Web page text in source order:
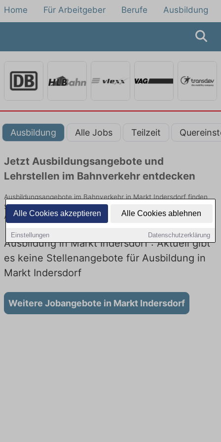
Alle Cookies akzeptieren Alle Cookies ablehnen
Einstellungen Datenschutzerklärung
Home Für Arbeitgeber Berufe Ausbildung
Ausbildung Alle Jobs Teilzeit
Jetzt Ausbildungsangebote und
Lehrstellen im Bahnverkehr entdecken
Ausbildungsangebote im Bahnverkehr in Markt Indersdorf finden
Sie von namhaften Firmen. Entdecken Sie freie Optionen von Top-
Arbeitgebern und bewerben Sie sich noch heute.
Ausbildung in Markt Indersdorf : Aktuell gibt
es keine Stellenangebote für Ausbildung in
Markt Indersdorf
Weitere Jobangebote in Markt Indersdorf